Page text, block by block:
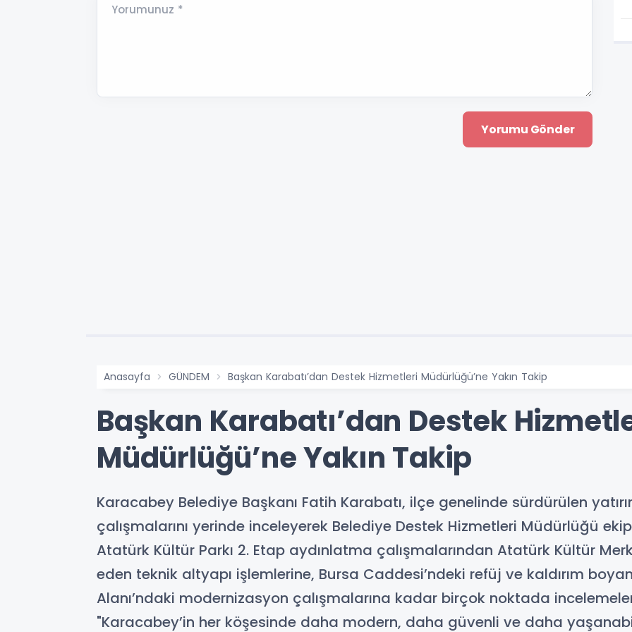
Yorumunuz *
Anasayfa GÜNDEM Başkan Karabatı’dan Destek Hizmetleri Müdürlüğü’ne Yakın Takip
Başkan Karabatı’dan Destek
Müdürlüğü’ne Yakın Takip
Karacabey Belediye Başkanı Fatih Karabatı, ilçe genelinde sürdürülen
çalışmalarını yerinde inceleyerek Belediye Destek Hizmetleri Müdürlüğü
Atatürk Kültür Parkı 2. Etap aydınlatma çalışmalarından Atatürk Kültür
eden teknik altyapı işlemlerine, Bursa Caddesi’ndeki refüj ve kaldırım
Alanı’ndaki modernizasyon çalışmalarına kadar birçok noktada
"Karacabey’in her köşesinde daha modern, daha güvenli ve daha